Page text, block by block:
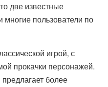
две известные
многие пользователи по
игрой, с
прокачки персонажей.
более